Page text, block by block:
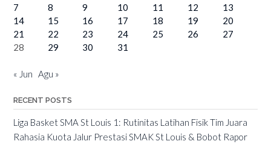
7
8 9 10 11 12
13
14
15 16 17 18 19
20
21
22 23 24 25 26
27
28
29 30 31
« Jun Agu »
RECENT POSTS
Liga Basket SMA St Louis 1: Rutinitas Latihan Fisik Tim Juara
Rahasia Kuota Jalur Prestasi SMAK St Louis & Bobot Rapor